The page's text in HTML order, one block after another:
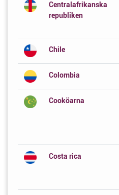
Centralafrikanska
republiken
Chile
Colombia
Cooköarna
Costa rica